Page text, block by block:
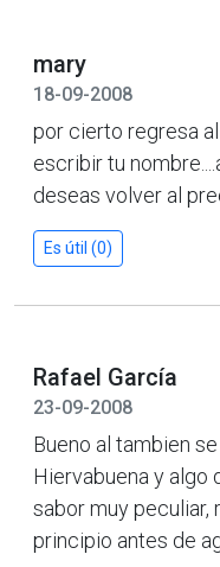
mary
18-09-2008
por cierto regresa
escribir tu
deseas volver al
Es útil (0)
Rafael García
23-09-2008
Bueno al tambien
Hiervabuena y algo
sabor muy peculiar,
principio antes de